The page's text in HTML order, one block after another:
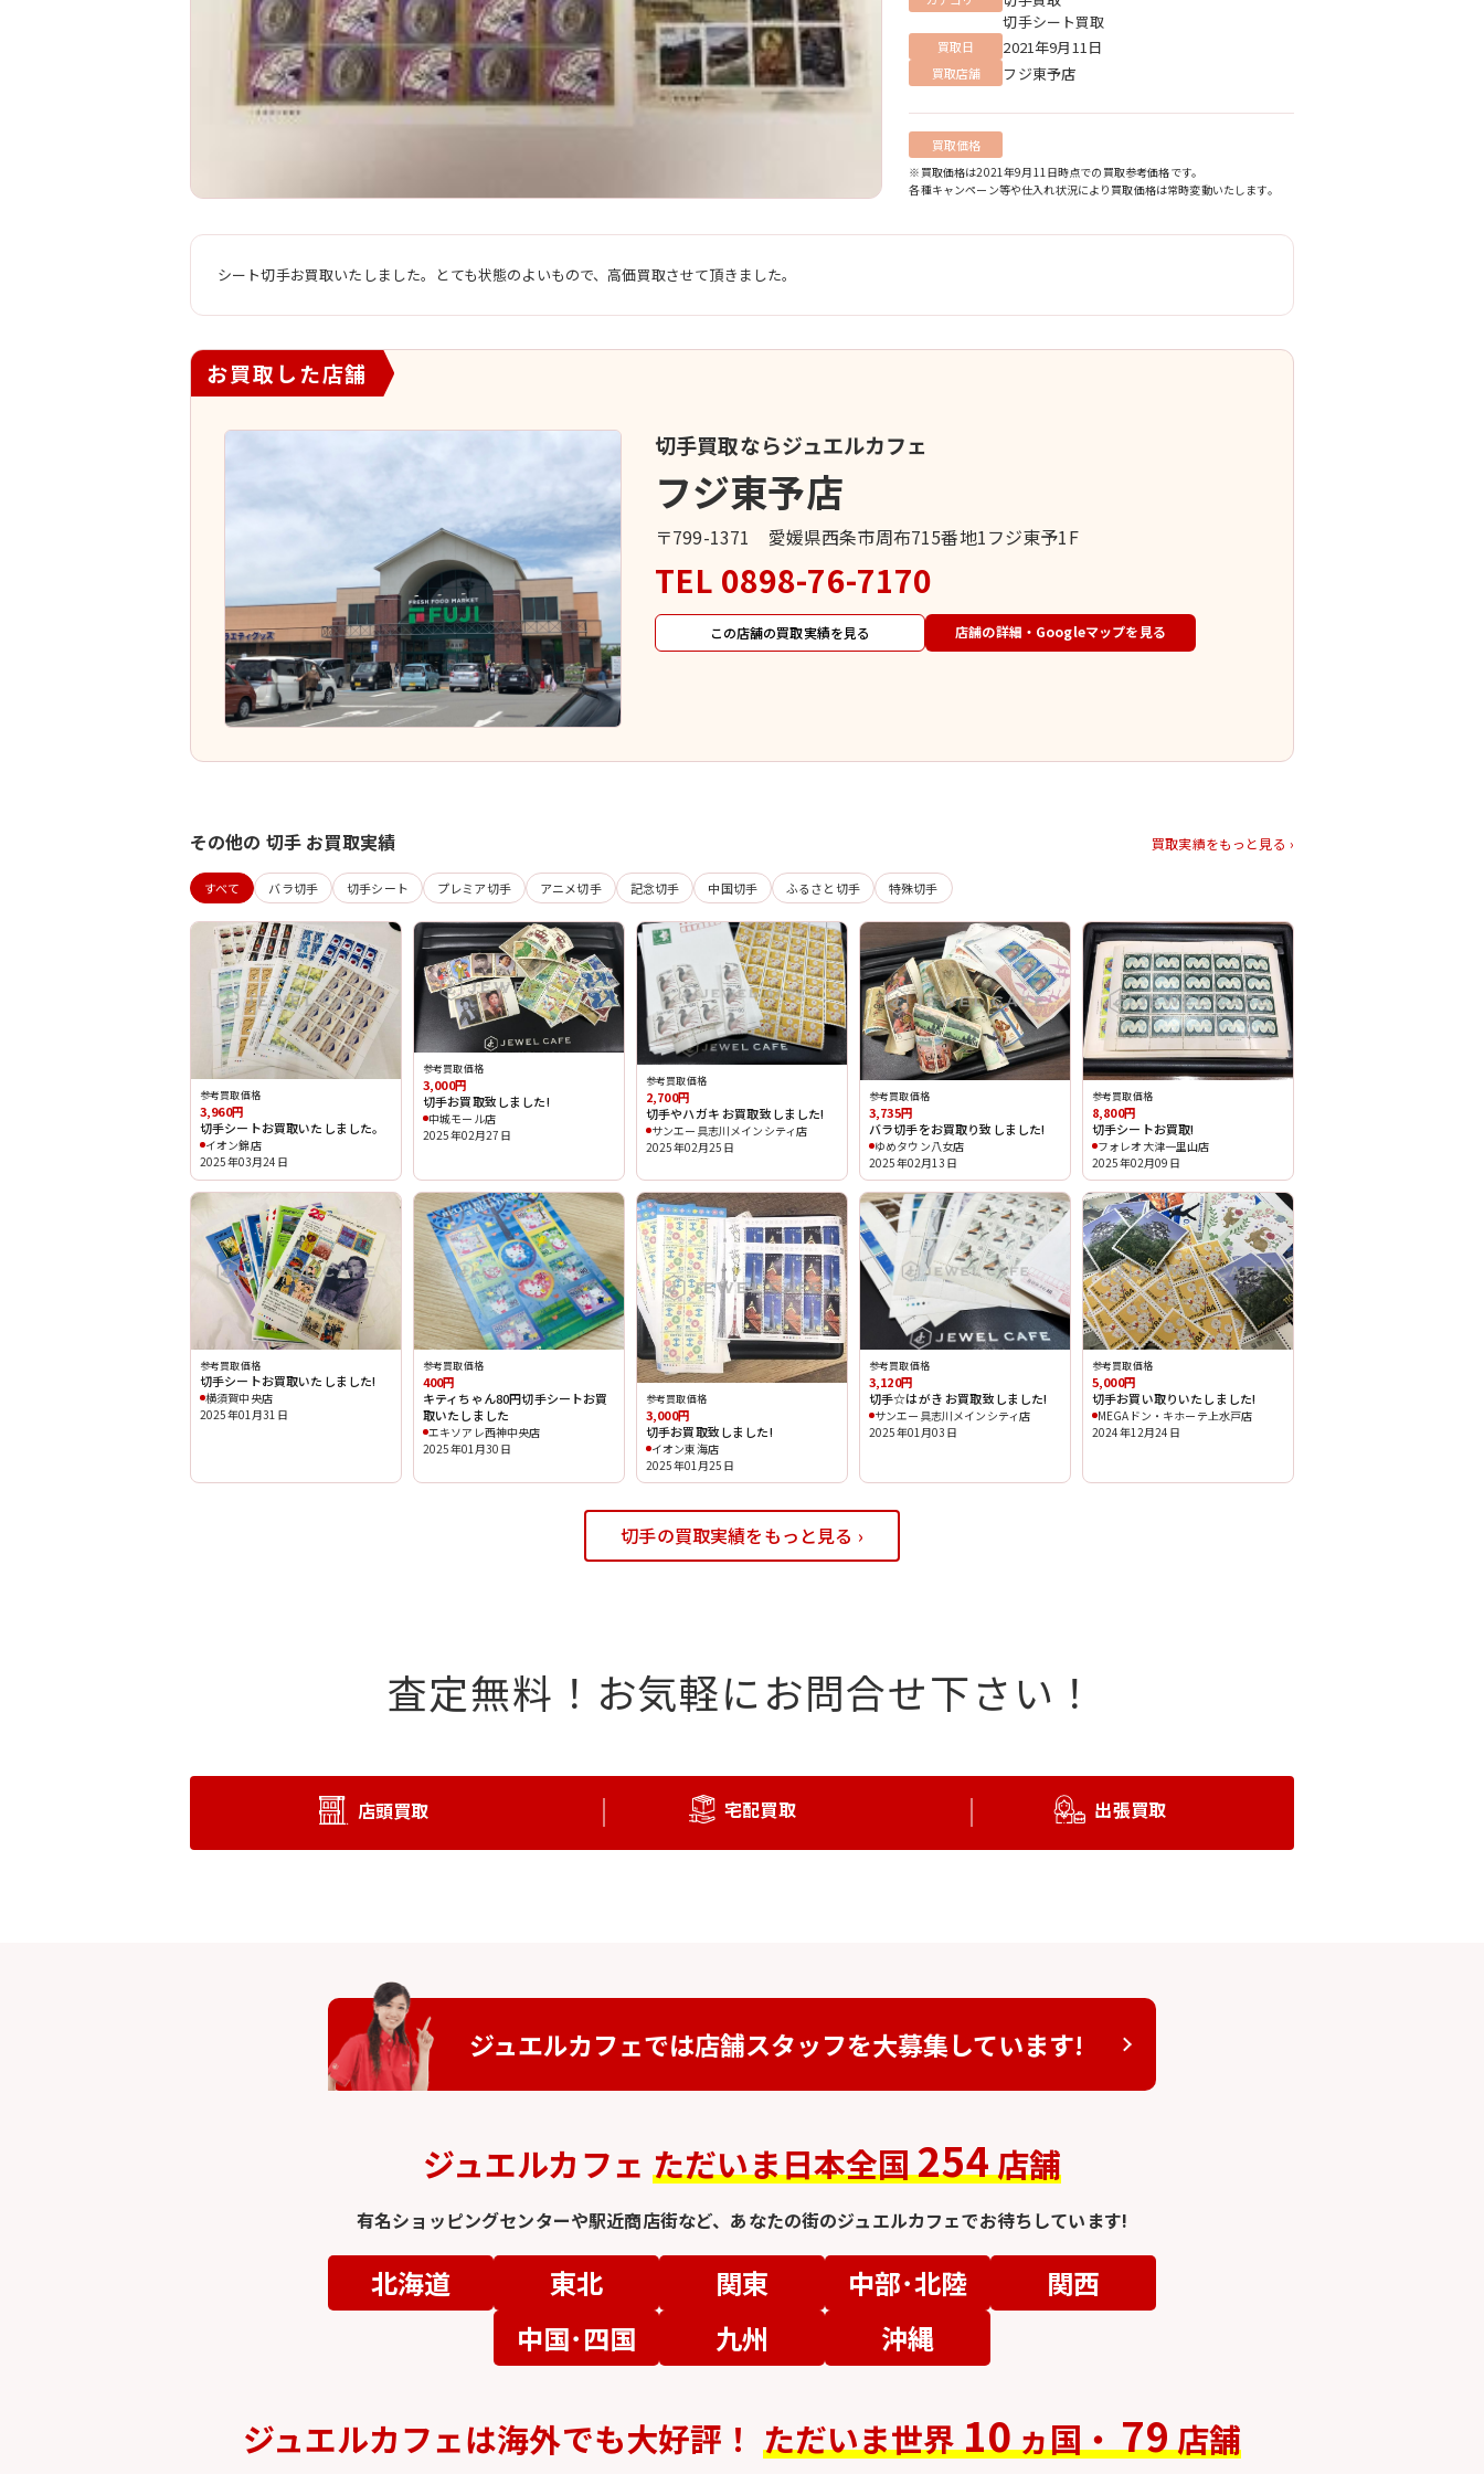
切手シート買取
買取日 2021年9月11日
買取店舗 フジ東予店
買取価格
※買取価格は2021年9月11日時点での買取参考価格です。
各種キャンペーン等や仕入れ状況により買取価格は常時変動いたします。
シート切手お買取いたしました。とても状態のよいもので、高価買取させて頂きました。
お買取した店舗
切手買取ならジュエルカフェ
フジ東予店
〒799-1371 愛媛県西条市周布715番地1フジ東予1F
TEL 0898-76-7170
この店舗の買取実績を見る 店舗の詳細・Googleマップを見る
その他の 切手 お買取実績 買取実績をもっと見る ›
すべて バラ切手 切手シート プレミア切手 アニメ切手 記念切手 中国切手 ふるさと切手 特殊切手
参考買取価格
3,960円
切手シートお買取いたしました。
イオン錦店
2025年03月24日
参考買取価格
3,000円
切手お買取致しました!
中城モール店
2025年02月27日
参考買取価格
2,700円
切手やハガキ お買取致しました!
サンエー具志川メインシティ店
2025年02月25日
参考買取価格
3,735円
バラ切手をお買取り致しました!
ゆめタウン八女店
2025年02月13日
参考買取価格
8,800円
切手シートお買取!
フォレオ大津一里山店
2025年02月09日
参考買取価格
切手シートお買取いたしました!
横須賀中央店
2025年01月31日
参考買取価格
400円
キティちゃん80円切手シートお買
取いたしました
エキソアレ西神中央店
2025年01月30日
参考買取価格
3,000円
切手お買取致しました!
イオン東海店
2025年01月25日
参考買取価格
3,120円
切手☆はがき お買取致しました!
サンエー具志川メインシティ店
2025年01月03日
参考買取価格
5,000円
切手お買い取りいたしました!
MEGAドン・キホーテ上水戸店
2024年12月24日
切手の買取実績をもっと見る ›
査定無料！ お気軽にお問合せ下さい！
店頭買取 宅配買取 出張買取
ジュエルカフェでは店舗スタッフを大募集しています!
ジュエルカフェただいま日本全国254店舗
有名ショッピングセンターや駅近商店街など、 あなたの街のジュエルカフェでお待ちしています!
北海道 東北 関東 中部･北陸
関西
中国･四国
九州 沖縄
ジュエルカフェは海外でも大好評！ ただいま世界10ヵ国・79店舗